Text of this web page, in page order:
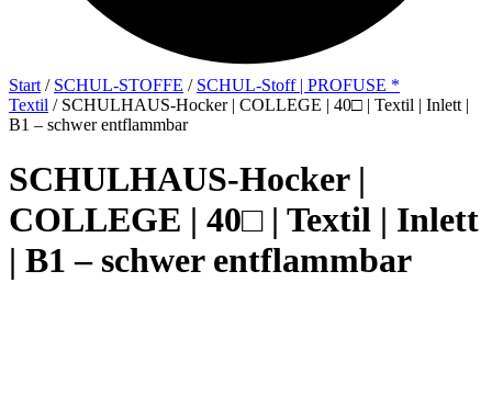
Start / SCHUL-STOFFE / SCHUL-Stoff | PROFUSE *
Textil / SCHULHAUS-Hocker | COLLEGE | 40□ | Textil | Inlett |
B1 – schwer entflammbar
SCHULHAUS-Hocker |
COLLEGE | 40□ | Textil | Inlett
| B1 – schwer entflammbar